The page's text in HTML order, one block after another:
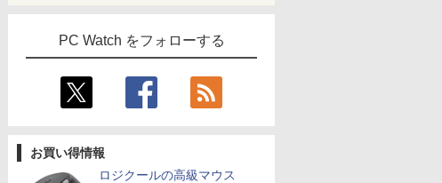
PC Watch をフォローする
お買い得情報
ロジクールの高級マウス